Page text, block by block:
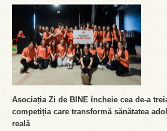
Asociația Zi de BINE încheie cea de-a
competiția care transformă sănătatea
reală